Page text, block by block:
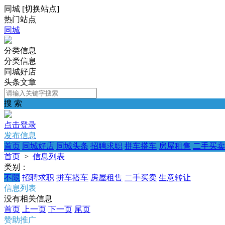
同城 [切换站点]
热门站点
同城
分类信息
分类信息
同城好店
头条文章
搜 索
点击登录
发布信息
首页 同城好店 同城头条 招聘求职 拼车搭车 房屋租售 二手买卖
首页 > 信息列表
类别：
不限 招聘求职 拼车搭车 房屋租售 二手买卖 生意转让
信息列表
没有相关信息
首页
上一页 下一页 尾页
赞助推广